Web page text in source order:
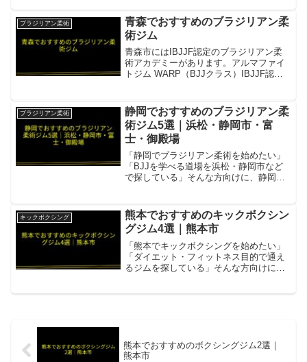
道館営業時間・定休日不定期開催（カレ
ンダーはサイト参...
ブラジリアン柔術
青森でおすすめのブラジリアン柔
術ジム
青森市にはIBJJF認定のブラジリアン柔
術アカデミーがあります。アルマファイ
トジム WARP（BJJクラス）IBJJF認定
あり）営業時間・定休日平日・土日 各
種...
ブラジリアン柔術
静岡でおすすめのブラジリアン柔
術ジム5選｜浜松・静岡市・富
士・御殿場
「静岡でブラジリアン柔術を始めたい」
「BJJを学べる道場を浜松・静岡市など
で探している」そんな方向けに、静岡県
ム・ボンサイ柔術 浜松世界王者・アジア
王者在籍の名門BJJ...
キックボクシング
熊本でおすすめのキックボクシン
グジム4選｜熊本市
「熊本でキックボクシングを始めたい」
「ダイエット・フィットネス目的で通え
るジムを探している」そんな方向けに、
熊本でおすすめのボクシングジム2選｜
熊本市